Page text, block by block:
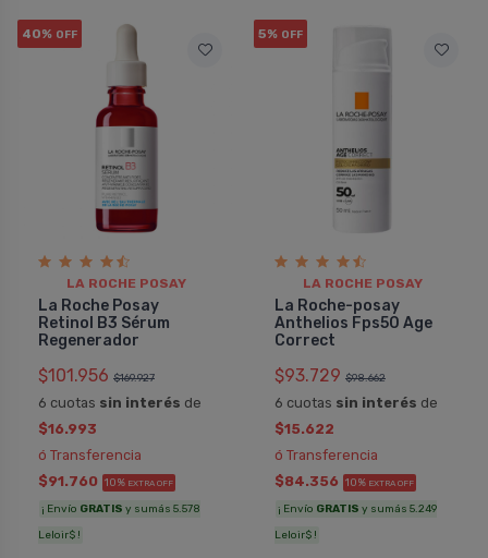
40% OFF
LA ROCHE POSAY
La Roche Posay
Retinol B3 Sérum
Regenerador
$101.956 $169.927
6 cuotas sin interés de
$16.993
ó Transferencia
$91.760 10% EXTRA OFF
¡ Envío GRATIS y sumás 5.578
Leloir$ !
5% OFF
LA ROCHE POSAY
La Roche-posay
Anthelios Fps50 Age
Correct
$93.729 $98.662
6 cuotas sin interés de
$15.622
ó Transferencia
$84.356 10% EXTRA OFF
¡ Envío GRATIS y sumás 5.249
Leloir$ !